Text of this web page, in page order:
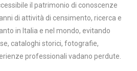
il patrimonio di conoscenze
di attività di censimento, ricerca e
in Italia e nel mondo, evitando
cataloghi storici, fotografie,
professionali vadano perdute.